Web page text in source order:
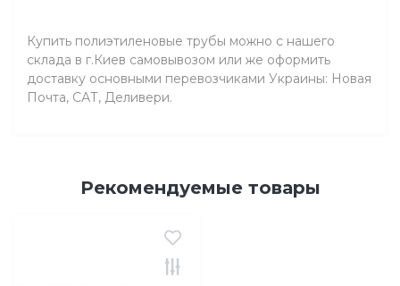
Купить полиэтиленовые трубы можно с нашего
склада в г.Киев самовывозом или же оформить
доставку основными перевозчиками Украины: Новая
Почта, САТ, Деливери.
Рекомендуемые товары